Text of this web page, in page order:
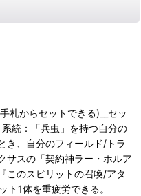
札からセットできる)__セッ
統：「兵虫」を持つ自分の
き、自分のフィールド/トラ
サスの「契約神ラー・ホルア
このスピリットの召喚/アタ
ト1体を重疲労できる。